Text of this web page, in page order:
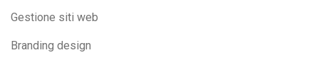
Gestione siti web
Branding design